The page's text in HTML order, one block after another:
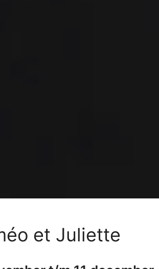
et Juliette